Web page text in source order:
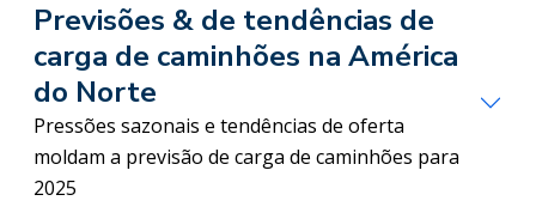
Previsões & de tendências de
carga de caminhões na América
do Norte
Pressões sazonais e tendências de oferta
moldam a previsão de carga de caminhões para
2025